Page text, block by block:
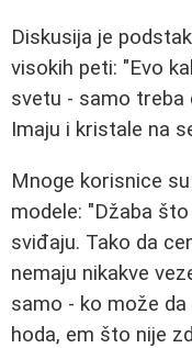
Diskusija je
visokih peti: "Evo
svetu - samo treba
Imaju i kristale na
Mnoge korisnice
modele: "Džaba
sviđaju. Tako da
nemaju nikakve
samo - ko može
hoda, em što nije